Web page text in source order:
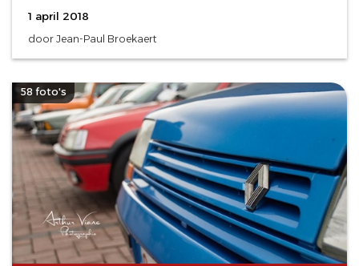
1 april 2018
door Jean-Paul Broekaert
58 foto's